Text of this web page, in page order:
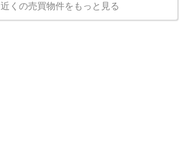
近くの売買物件をもっと見る